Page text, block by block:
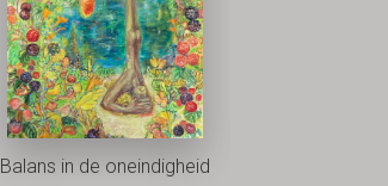
Balans in de oneindigheid